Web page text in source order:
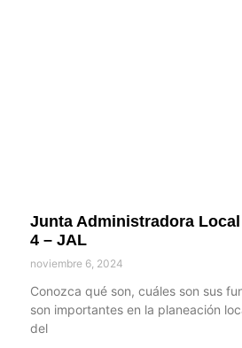
Junta Administradora
4 – JAL
noviembre 6, 2024
Conozca qué son, cuáles son sus
son importantes en la planeación
del